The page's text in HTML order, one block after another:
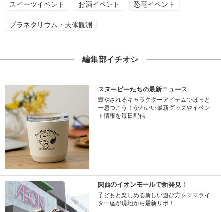
スイーツイベント お酒イベント 恐竜イベント
プラネタリウム・天体観測
編集部イチオシ
スヌーピーたちの最新ニュース
癒やされるキャラクターアイテムでほっと
一息つこう！かわいい最新グッズやイベン
ト情報を毎日配信
関西のイオンモールで新発見！
子どもと楽しめる新しい遊び方をママライ
ター達が現地から最新リポ！